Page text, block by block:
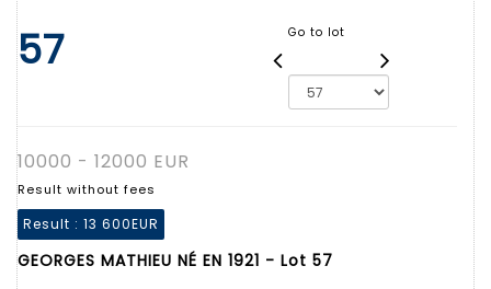
57 Go to lot
10000 - 12000 EUR
Result without fees
Result : 13 600EUR
GEORGES MATHIEU NÉ EN 1921 - Lot 57